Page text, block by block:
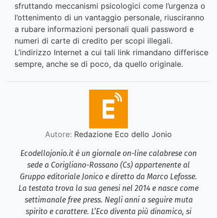
sfruttando meccanismi psicologici come l’urgenza o
l’ottenimento di un vantaggio personale, riusciranno
a rubare informazioni personali quali password e
numeri di carte di credito per scopi illegali.
L’indirizzo Internet a cui tali link rimandano differisce
sempre, anche se di poco, da quello originale.
Autore: Redazione Eco dello Jonio
Ecodellojonio.it è un giornale on-line calabrese con
sede a Corigliano-Rossano (Cs) appartenente al
Gruppo editoriale Jonico e diretto da Marco Lefosse.
La testata trova la sua genesi nel 2014 e nasce come
settimanale free press. Negli anni a seguire muta
spirito e carattere. L’Eco diventa più dinamico, si